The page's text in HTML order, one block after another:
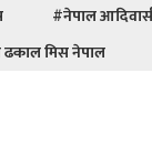
#नेपाल
ढकाल मिस नेपाल